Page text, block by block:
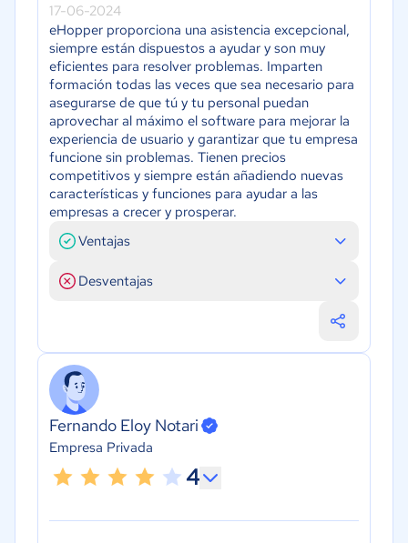
17-06-2024
eHopper proporciona una asistencia excepcional,
siempre están dispuestos a ayudar y son muy
eficientes para resolver problemas. Imparten
formación todas las veces que sea necesario para
asegurarse de que tú y tu personal puedan
aprovechar al máximo el software para mejorar la
experiencia de usuario y garantizar que tu empresa
funcione sin problemas. Tienen precios
competitivos y siempre están añadiendo nuevas
características y funciones para ayudar a las
empresas a crecer y prosperar.
Ventajas
Desventajas
Fernando Eloy Notari
Empresa Privada
4